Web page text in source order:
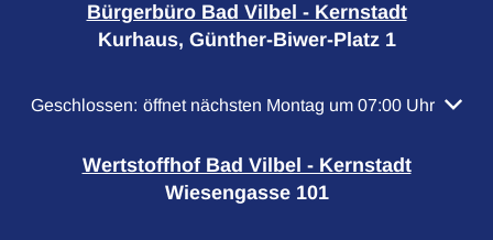
Bürgerbüro Bad Vilbel - Kernstadt
Kurhaus, Günther-Biwer-Platz 1
Klicken, um weitere Öffnungs- oder Schließzeiten
Geschlossen: öffnet nächsten Montag um 07:00 Uhr
Wertstoffhof Bad Vilbel - Kernstadt
Wiesengasse 101